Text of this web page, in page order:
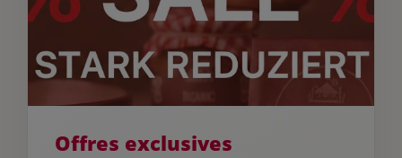
Offres exclusives